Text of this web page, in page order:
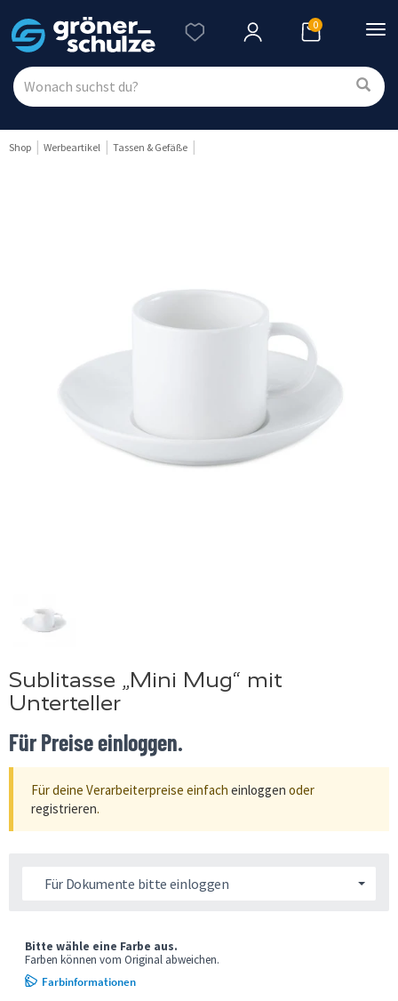
0
Shop Werbeartikel Tassen & Gefäße
Sublitasse „Mini Mug“ mit
Unterteller
Für Preise einloggen.
Für deine Verarbeiterpreise einfach einloggen oder
registrieren.
Für Dokumente bitte einloggen
Bitte wähle eine Farbe aus.
Farben können vom Original abweichen.
Farbinformationen